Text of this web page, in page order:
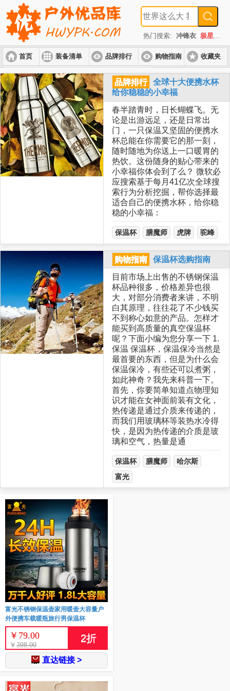
热门搜索: 冲锋衣 极星
首页 装备清单 品牌排行 购物指南
入门套装 进阶套装 高端套装
收藏夹
品牌排行
全球十大便携水杯
给你稳稳的小幸福
春半踏青时，日长蝴蝶飞。无
论是出游远足，还是日常出
门，一只保温又坚固的便携水
杯总能在你需要它的那一刻，
随时随地为你送上一口暖胃的
热饮。这份随身的贴心带来的
小幸福你体会到了么？ 微软必
应搜索基于每月41亿次全球搜
索行为分析挖掘，帮你选择最
适合自己的便携水杯，给你稳
稳的小幸福：
保温杯 膳魔师 虎牌 驼峰
购物指南
保温杯选购指南
目前市场上出售的不锈钢保温
杯品种很多，价格差异也很
大，对部分消费者来讲，不明
白其原理，往往花了不少钱买
不到称心如意的产品。怎样才
能买到高质量的真空保温杯
呢？下面小编为您分享一下 1.
保温 保温杯，保温保冷当然是
最首要的东西，但是为什么会
保温保冷，有些还可以煮粥，
如此神奇？我先来科普一下。
首先，你要简单知道点物理知
识才能在女神面前装有文化，
热传递是通过介质来传递的，
而我们用玻璃杯等装热水冷得
快，是因为热传递的介质是玻
璃和空气，热量是通
保温杯 膳魔师
哈尔斯
富光
富光不锈钢保温壶家用暖壶大容量户
外便携车载暖瓶旅行男保温杯
￥ 79.00
￥ 398.00
2折
直达链接 >